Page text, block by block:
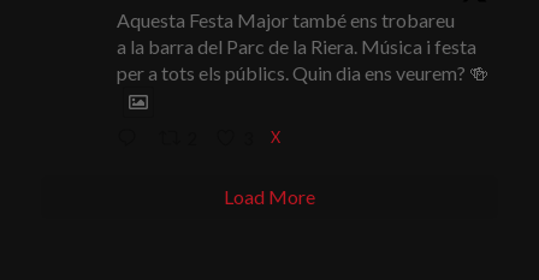
Aquesta Festa Major també ens trobareu
a la barra del Parc de la Riera. Música i festa
per a tots els públics. Quin dia ens veurem? 🍻
X
Load More